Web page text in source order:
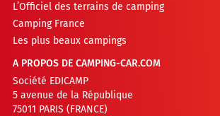
L’Officiel des terrains de camping
Camping France
Les plus beaux campings
A PROPOS DE CAMPING-CAR.COM
Société EDICAMP
5 avenue de la République
75011 PARIS (FRANCE)